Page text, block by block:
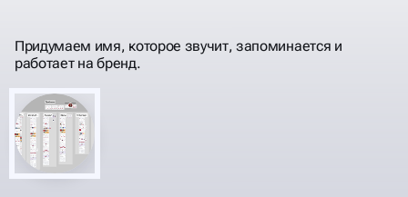
ЗАПОМИНАЮЩИМИСЯ
Придумаем имя, которое звучит, запоминается и
работает на бренд.